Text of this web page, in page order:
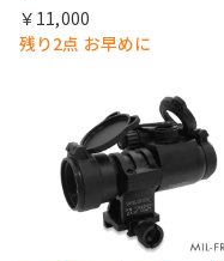
￥11,000
残り2点 お早めに